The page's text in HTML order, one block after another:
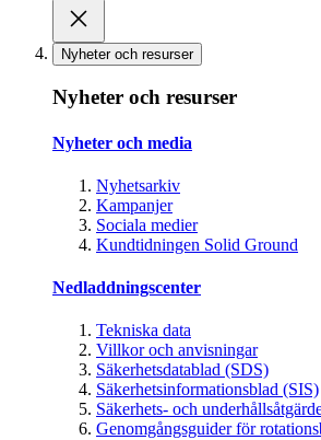
Nyheter och resurser
Nyheter och resurser
Nyheter och media
Nyhetsarkiv
Kampanjer
Sociala medier
Kundtidningen Solid Ground
Nedladdningscenter
Tekniska data
Villkor och anvisningar
Säkerhetsdatablad (SDS)
Säkerhetsinformationsblad (SIS)
Säkerhets- och
Genomgångsguider för